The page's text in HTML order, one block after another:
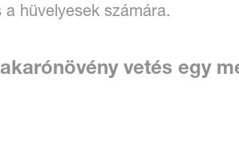
hüvelyesek számára.
vetés egy